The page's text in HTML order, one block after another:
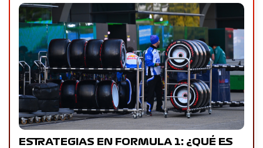
ESTRATEGIAS EN FORMULA 1: ¿QUÉ ES